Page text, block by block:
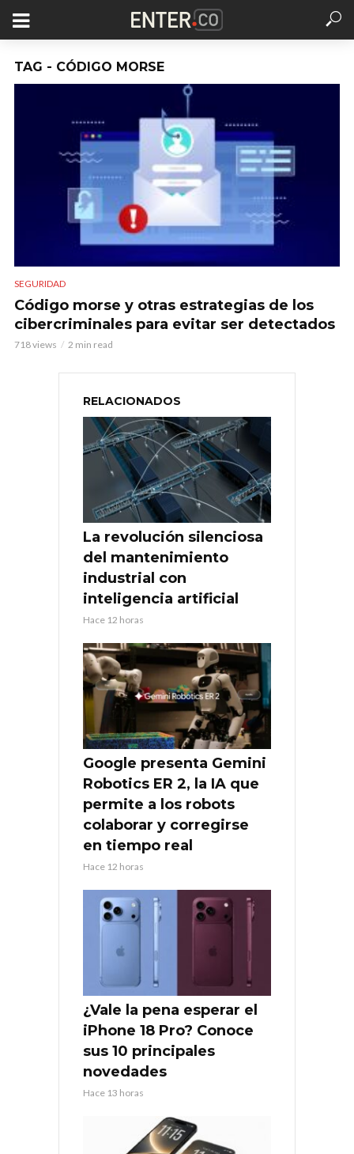
TAG - CÓDIGO MORSE
SEGURIDAD
Código morse y otras estrategias de los
cibercriminales para evitar ser detectados
718 views 2 min read
RELACIONADOS
La revolución silenciosa
del mantenimiento
industrial con
inteligencia artificial
Hace 12 horas
Google presenta Gemini
Robotics ER 2, la IA que
permite a los robots
colaborar y corregirse
en tiempo real
Hace 12 horas
¿Vale la pena esperar el
iPhone 18 Pro? Conoce
sus 10 principales
novedades
Hace 13 horas